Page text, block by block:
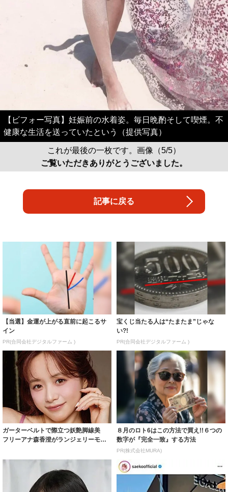
【ビフォー写真】妊娠前の水着姿。毎日晩酌そして喫煙。不
健康な生活を送っていたという（提供写真）
これが最後の一枚です。画像（5/5）
ご覧いただきありがとうございました。
記事に戻る
【当選】金運が上がる直前に起こるサ
PR(合同会社デジタルファーム )
宝くじ当たる人は“たまたま”じゃな
PR(合同会社デジタルファーム )
ガーターベルトで際立つ妖艶脚線美
フリーアナ森香澄がランジェリーモデ
ルに ｢PE...
８月のロト6はこの方法で買え!!６つの
数字が『完全一致』する方法
PR(株式会社MURA)
「一瞬誰かと…」彦摩呂、30キロ近く 紗栄子の長男 18歳のモデル、カジュ